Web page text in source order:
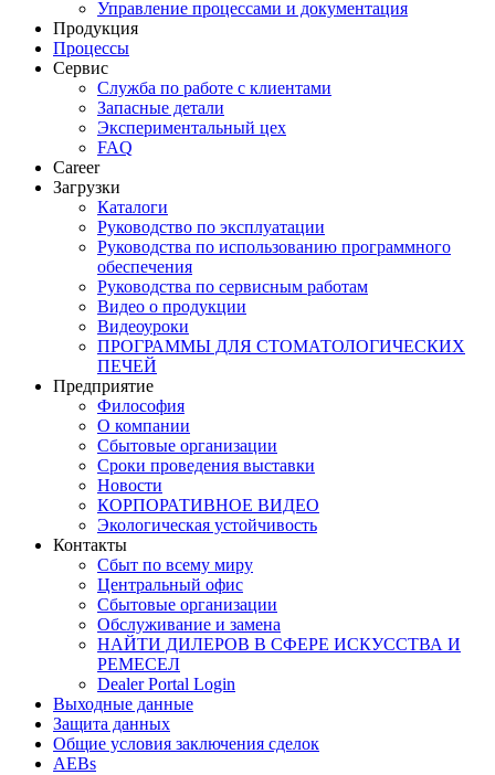
Управление процессами и документация
Продукция
Процессы
Сервис
Служба по работе с клиентами
Запасные детали
Экспериментальный цех
FAQ
Career
Загрузки
Каталоги
Руководство по эксплуатации
Руководства по использованию программного
обеспечения
Руководства по сервисным работам
Видео о продукции
Видеоуроки
ПРОГРАММЫ ДЛЯ СТОМАТОЛОГИЧЕСКИХ
ПЕЧЕЙ
Предприятие
Философия
О компании
Сбытовые организации
Сроки проведения выставки
Новости
КОРПОРАТИВНОЕ ВИДЕО
Экологическая устойчивость
Контакты
Сбыт по всему миру
Центральный офис
Сбытовые организации
Обслуживание и замена
НАЙТИ ДИЛЕРОВ В СФЕРЕ ИСКУССТВА И
РЕМЕСЕЛ
Dealer Portal Login
Выходные данные
Защита данных
Общие условия заключения сделок
AEBs